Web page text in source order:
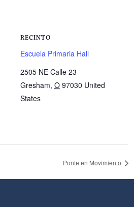
RECINTO
Escuela Primaria Hall
2505 NE Calle 23
Gresham, O 97030 United
States
Ponte en Movimiento